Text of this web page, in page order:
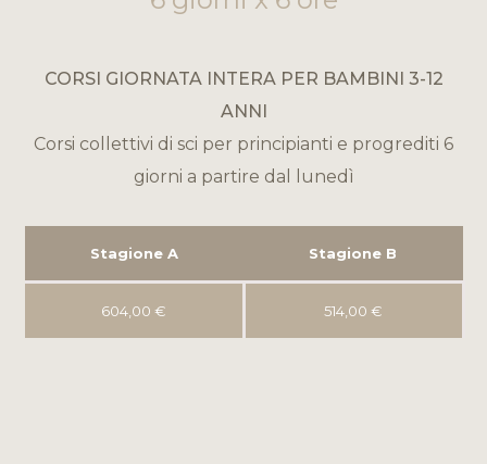
CORSI GIORNATA INTERA PER BAMBINI 3-12
ANNI
Corsi collettivi di sci per principianti e progrediti 6
giorni a partire dal lunedì
Stagione A Stagione B
604,00 € 514,00 €